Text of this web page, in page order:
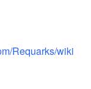
Requarks/wiki